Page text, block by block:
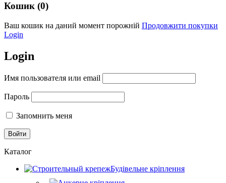
Кошик (0)
Ваш кошик на даний момент порожній Продовжити покупки
Login
Login
Имя пользователя или email
Пароль
Запомнить меня
Каталог
Будівельне кріплення